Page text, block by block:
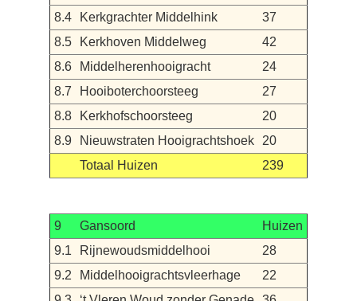
8.4
Kerkgrachter Middelhink
37
8.5
Kerkhoven Middelweg
42
8.6
Middelherenhooigracht
24
8.7
Hooiboterchoorsteeg
27
8.8
Kerkhofschoorsteeg
20
8.9
Nieuwstraten Hooigrachtshoek
20
Totaal Huizen
239
9 Gansoord
Huizen
9.1
Rijnewoudsmiddelhooi
28
9.2
Middelhooigrachtsvleerhage
22